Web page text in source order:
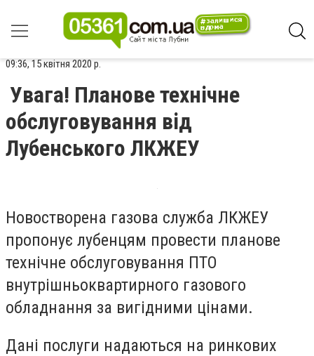
09:36, 15 квітня 2020 р.
Увага! Планове технічне
обслуговування від
Лубенського ЛКЖЕУ
Новостворена газова служба ЛКЖЕУ
пропонує лубенцям провести планове
технічне обслуговування ПТО
внутрішньоквартирного газового
обладнання за вигідними цінами.
Дані послуги надаються на ринкових